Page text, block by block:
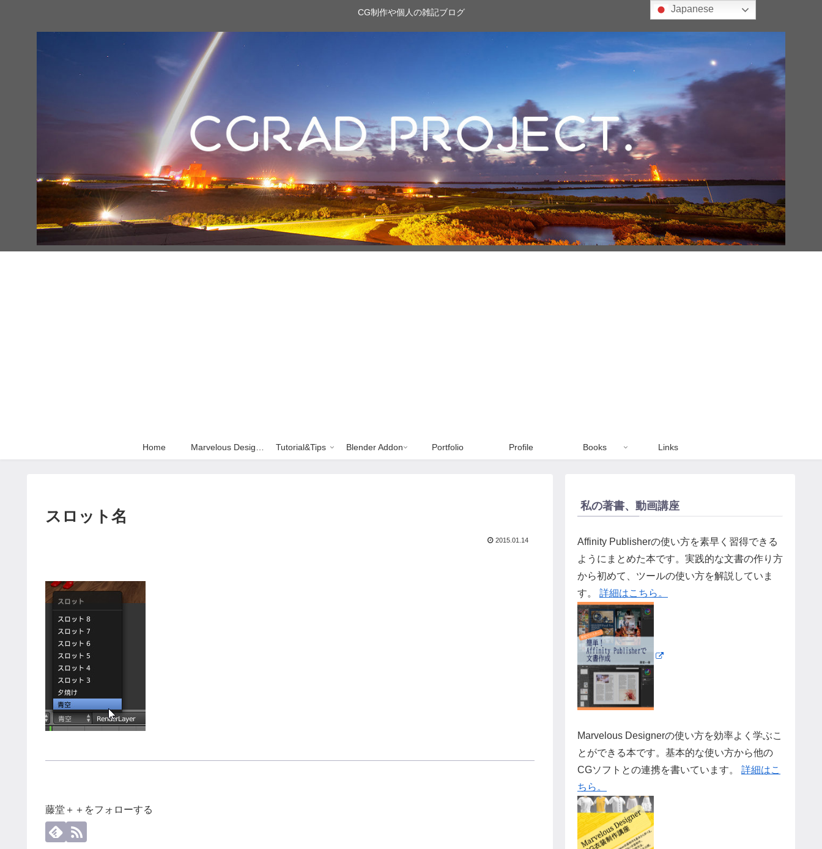
CG制作や個人の雑記ブログ
Home Tutorial&Tips Blender Addon Portfolio Profile Books Links
スロット名
2015.01.14
藤堂＋＋をフォローする
私の著書、動画講座
Affinity Publisherの使い方を素早く習得できる
ようにまとめた本です。実践的な文書の作り方
から初めて、ツールの使い方を解説していま
す。 詳細はこちら。
Marvelous Designerの使い方を効率よく学ぶこ
とができる本です。基本的な使い方から他の
CGソフトとの連携を書いています。 詳細はこ
ちら。
Japanese